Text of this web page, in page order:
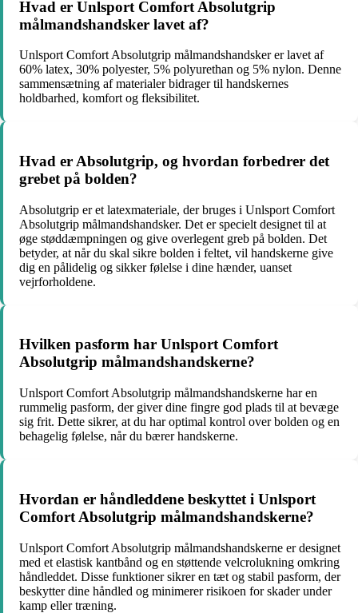
Hvad er Unlsport Comfort Absolutgrip
målmandshandsker lavet af?
Unlsport Comfort Absolutgrip målmandshandsker er lavet af
60% latex, 30% polyester, 5% polyurethan og 5% nylon. Denne
sammensætning af materialer bidrager til handskernes
holdbarhed, komfort og fleksibilitet.
Hvad er Absolutgrip, og hvordan forbedrer det
grebet på bolden?
Absolutgrip er et latexmateriale, der bruges i Unlsport Comfort
Absolutgrip målmandshandsker. Det er specielt designet til at
øge støddæmpningen og give overlegent greb på bolden. Det
betyder, at når du skal sikre bolden i feltet, vil handskerne give
dig en pålidelig og sikker følelse i dine hænder, uanset
vejrforholdene.
Hvilken pasform har Unlsport Comfort
Absolutgrip målmandshandskerne?
Unlsport Comfort Absolutgrip målmandshandskerne har en
rummelig pasform, der giver dine fingre god plads til at bevæge
sig frit. Dette sikrer, at du har optimal kontrol over bolden og en
behagelig følelse, når du bærer handskerne.
Hvordan er håndleddene beskyttet i Unlsport
Comfort Absolutgrip målmandshandskerne?
Unlsport Comfort Absolutgrip målmandshandskerne er designet
med et elastisk kantbånd og en støttende velcrolukning omkring
håndleddet. Disse funktioner sikrer en tæt og stabil pasform, der
beskytter dine håndled og minimerer risikoen for skader under
kamp eller træning.